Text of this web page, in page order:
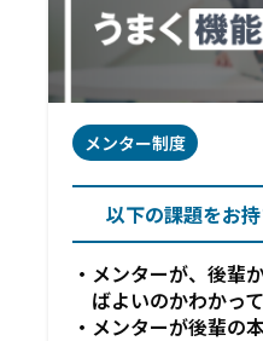
メンター制度
以下の課題をお
メンターが、後輩
ばよいのかわかっ
メンターが後輩の